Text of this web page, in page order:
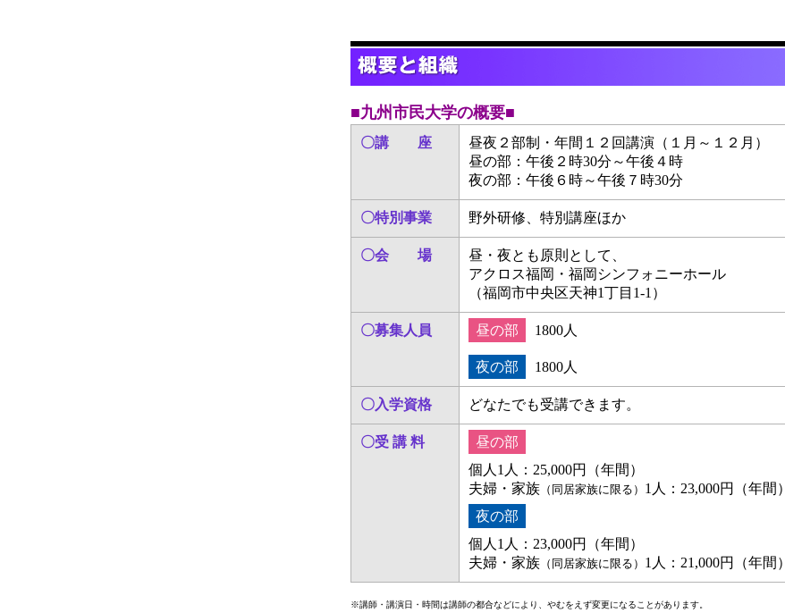
■九州市民大学の概要■
〇講 座
昼夜２部制・年間１２回講演（１月～１２月）
昼の部：午後２時30分～午後４時
夜の部：午後６時～午後７時30分
〇特別事業 野外研修、特別講座ほか
〇会 場
昼・夜とも原則として、
アクロス福岡・福岡シンフォニーホール
（福岡市中央区天神1丁目1-1）
〇募集人員 昼の部 1800人
夜の部 1800人
〇入学資格 どなたでも受講できます。
〇受 講 料
昼の部
個人1人：25,000円（年間）
夫婦・家族 （同居家族に限る） 1人：23,000円（年間）
夜の部
個人1人：23,000円（年間）
夫婦・家族 （同居家族に限る） 1人：21,000円（年間）
※講師・講演日・時間は講師の都合などにより、やむをえず変更になることがあります。